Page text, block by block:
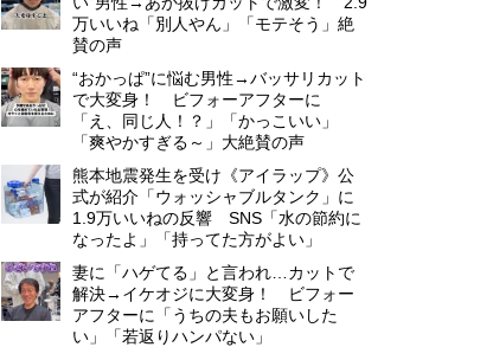
万いいね「別人やん」「モテそう」絶
賛の声
“おかっぱ”に悩む男性→バッサリカット
で大変身！ ビフォーアフターに
「え、同じ人！？」「かっこいい」
「爽やかすぎる～」大絶賛の声
熊本地震発生を受け《アイラップ》公
式が紹介「ウォッシャブルタンク」に
1.9万いいねの反響 SNS「水の節約に
なったよ」「持ってた方がよい」
妻に「ハゲてる」と言われ…カットで
解決→イケオジに大変身！ ビフォー
アフターに「うちの夫もお願いした
い」「若返りハンパない」